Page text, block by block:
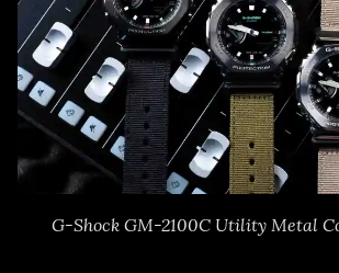
G-Shock GM-2100C Utility Metal